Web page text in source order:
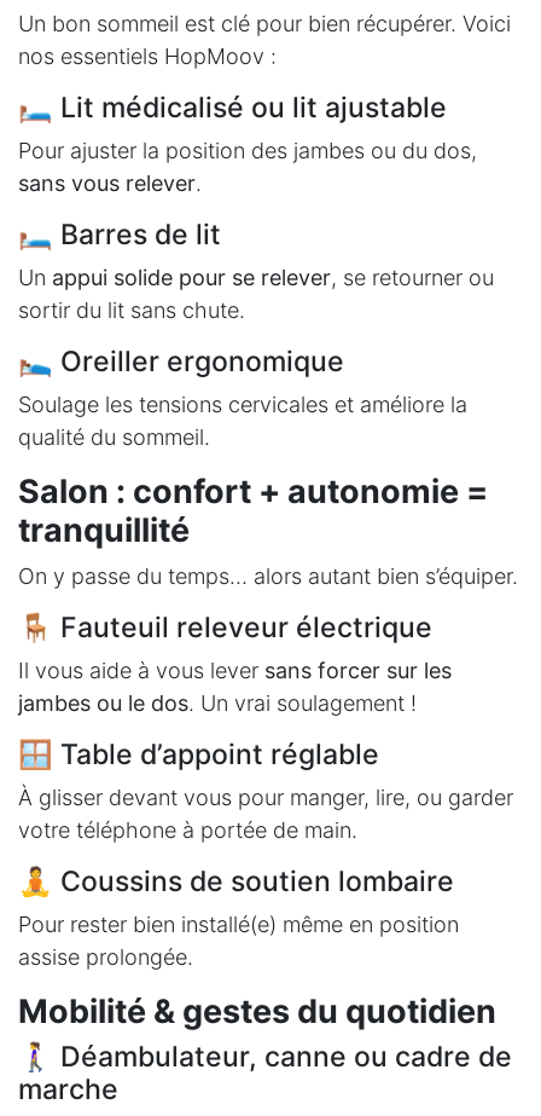
Un bon sommeil est clé pour bien récupérer. Voici
nos essentiels HopMoov :
🛏 Lit médicalisé ou lit ajustable
Pour ajuster la position des jambes ou du dos,
sans vous relever.
🛏 Barres de lit
Un appui solide pour se relever, se retourner ou
sortir du lit sans chute.
🛌 Oreiller ergonomique
Soulage les tensions cervicales et améliore la
qualité du sommeil.
Salon : confort + autonomie =
tranquillité
On y passe du temps… alors autant bien s’équiper.
🪑 Fauteuil releveur électrique
Il vous aide à vous lever sans forcer sur les
jambes ou le dos. Un vrai soulagement !
🪟 Table d’appoint réglable
À glisser devant vous pour manger, lire, ou garder
votre téléphone à portée de main.
🧘 Coussins de soutien lombaire
Pour rester bien installé(e) même en position
assise prolongée.
Mobilité & gestes du quotidien
🚶‍♀️ Déambulateur, canne ou cadre de
marche